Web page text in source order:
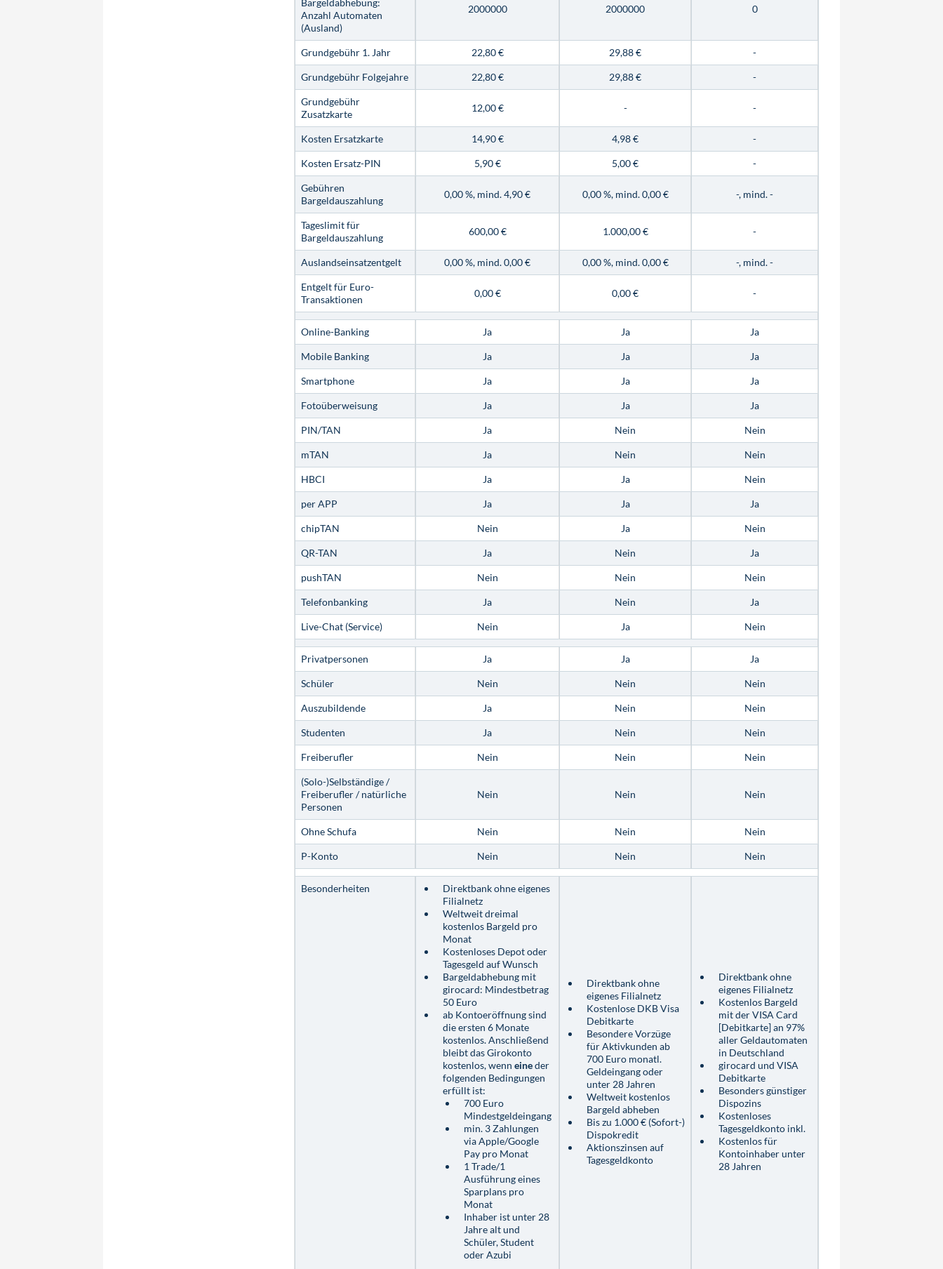
Bargeldabhebung:
Anzahl Automaten
(Ausland)
2000000 2000000 0
Grundgebühr 1. Jahr 22,80 € 29,88 € -
Grundgebühr Folgejahre 22,80 € 29,88 € -
Grundgebühr
Zusatzkarte
12,00 € - -
Kosten Ersatzkarte 14,90 € 4,98 € -
Kosten Ersatz-PIN 5,90 € 5,00 € -
Gebühren
Bargeldauszahlung
0,00 %, mind. 4,90 € 0,00 %, mind. 0,00 € -, mind. -
Tageslimit für
Bargeldauszahlung
600,00 € 1.000,00 € -
Auslandseinsatzentgelt 0,00 %, mind. 0,00 € 0,00 %, mind. 0,00 € -, mind. -
Entgelt für Euro-
Transaktionen
0,00 € 0,00 € -
Online-Banking Ja Ja Ja
Mobile Banking Ja Ja Ja
Smartphone Ja Ja Ja
Fotoüberweisung Ja Ja Ja
PIN/TAN Ja Nein Nein
mTAN Ja Nein Nein
HBCI Ja Ja Nein
per APP Ja Ja Ja
chipTAN Nein Ja Nein
QR-TAN Ja Nein Ja
pushTAN Nein Nein Nein
Telefonbanking Ja Nein Ja
Live-Chat (Service) Nein Ja Nein
Privatpersonen Ja Ja Ja
Schüler Nein Nein Nein
Auszubildende Ja Nein Nein
Studenten Ja Nein Nein
Freiberufler Nein Nein Nein
(Solo-)Selbständige /
Freiberufler / natürliche
Personen
Nein Nein Nein
Ohne Schufa Nein Nein Nein
P-Konto Nein Nein Nein
Besonderheiten
Direktbank ohne eigenes
Filialnetz
Weltweit dreimal
kostenlos Bargeld pro
Monat
Kostenloses Depot oder
Tagesgeld auf Wunsch
Bargeldabhebung mit
girocard: Mindestbetrag
50 Euro
ab Kontoeröffnung sind
die ersten 6 Monate
kostenlos. Anschließend
bleibt das Girokonto
kostenlos, wenn eineder
folgenden Bedingungen
erfüllt ist:
700 Euro
Mindestgeldeingang
min. 3 Zahlungen
via Apple/Google
Pay pro Monat
1 Trade/1
Ausführung eines
Sparplans pro
Monat
Inhaber ist unter 28
Jahre alt und
Schüler, Student
oder Azubi
Direktbank ohne
eigenes Filialnetz
Kostenlose DKB Visa
Debitkarte
Besondere Vorzüge
für Aktivkunden ab
700 Euro monatl.
Geldeingang oder
unter 28 Jahren
Weltweit kostenlos
Bargeld abheben
Bis zu 1.000 € (Sofort-)
Dispokredit
Aktionszinsen auf
Tagesgeldkonto
Direktbank ohne
eigenes Filialnetz
Kostenlos Bargeld
mit der VISA Card
[Debitkarte] an 97%
aller Geldautomaten
in Deutschland
girocard und VISA
Debitkarte
Besonders günstiger
Dispozins
Kostenloses
Tagesgeldkonto inkl.
Kostenlos für
Kontoinhaber unter
28 Jahren